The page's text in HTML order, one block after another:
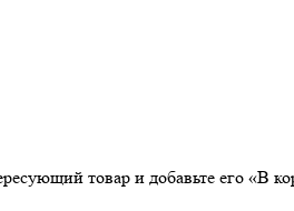
товар и добавьте его «В